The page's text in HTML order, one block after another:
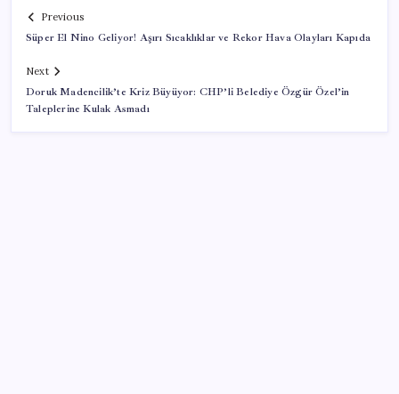
Previous
Süper El Nino Geliyor! Aşırı Sıcaklıklar ve Rekor Hava Olayları Kapıda
Next
Doruk Madencilik’te Kriz Büyüyor: CHP’li Belediye Özgür Özel’in
Taleplerine Kulak Asmadı